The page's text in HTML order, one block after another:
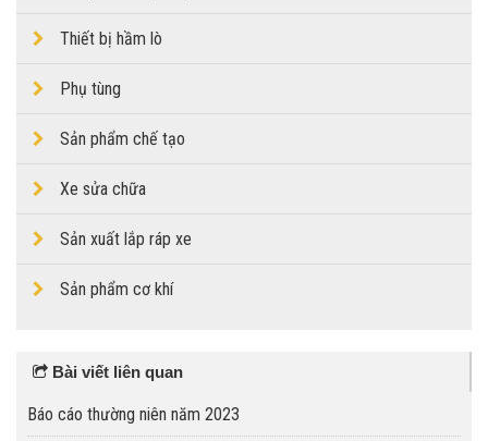
Thiết bị hầm lò
Phụ tùng
Sản phẩm chế tạo
Xe sửa chữa
Sản xuất lắp ráp xe
Sản phẩm cơ khí
Bài viết liên quan
Báo cáo thường niên năm 2023